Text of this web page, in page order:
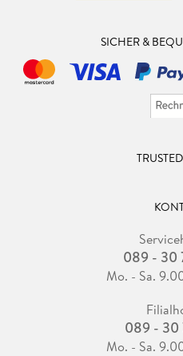
SICHER &
089 - 30
Mo. - Sa.
089 - 30
Mo. - Sa.